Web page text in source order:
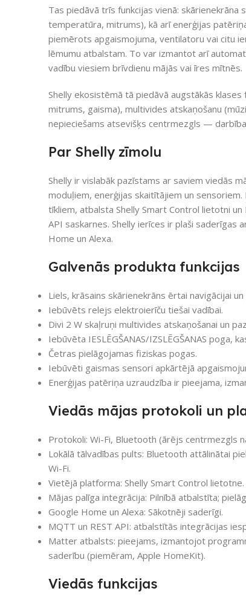
Tas piedāvā trīs funkcijas vienā:
temperatūra, mitrums), kā arī enerģijas
piemērots apgaismojuma, ventilatoru vai citu
lēmumu atbalstam. To var izmantot arī
vadību viesiem brīvdienu mājās vai īres mītnēs.
Shelly ekosistēmā tā piedāvā augstākās
mitrums, gaisma), multivides atskaņošanu
nepieciešams atsevišķs centrmezgls —
Par Shelly zīmolu
Shelly ir vislabāk pazīstams ar saviem viedās
moduļiem, enerģijas skaitītājiem un
tīkliem, atbalsta Shelly Smart Control lietotni
API saskarnes. Shelly ierīces ir plaši
Home un Alexa.
Galvenās produkta funkcijas
Liels, krāsains skārienekrāns ērtai navigācijai
Iebūvēts relejs elektroierīču tiešai vadībai.
Divi 2 W skaļruņi multivides atskaņošanai un
Iebūvēta IESLĒGŠANAS/IZSLĒGŠANAS poga,
Četras pielāgojamas fiziskas pogas.
Iebūvēti gaismas sensori apkārtējā
Enerģijas patēriņa uzraudzība ir pieejama,
Viedās mājas protokoli un
Protokoli: Wi-Fi, Bluetooth (ārējs centrmezgls
Lokālā tālvadības pults: Bluetooth attālinātai
Wi-Fi.
Vietējā platforma: Shelly Smart Control lietotne.
Mājas palīga integrācija: Pilnībā atbalstīta;
Google Home un Alexa: Sākotnēji saderīgi.
MQTT un REST API: atbalstītās integrācijas
Matter atbalsts: pieejams, izmantojot
saderību (piemēram, Apple HomeKit).
Viedās funkcijas